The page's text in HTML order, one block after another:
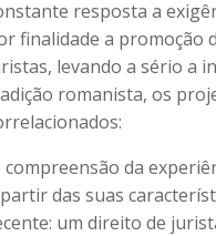
resposta a
finalidade a promoção
levando a sério a
romanista, os
compreensão da
das suas
um direito de